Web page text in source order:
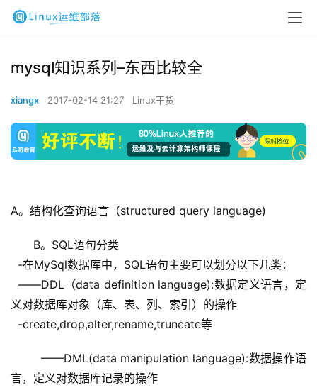
mysql知识系列–东西比较全
xiangx 2017-02-14 21:27 Linux干货
A。结构化查询语言（structured query language)
B。SQL语句分类
-在MySql数据库中，SQL语句主要可以划分以下几类：
——DDL（data definition language):数据定义语言，定
义对数据库对象（库、表、列、索引）的操作
-create,drop,alter,rename,truncate等
——DML(data manipulation language):数据操作语
言，定义对数据库记录的操作